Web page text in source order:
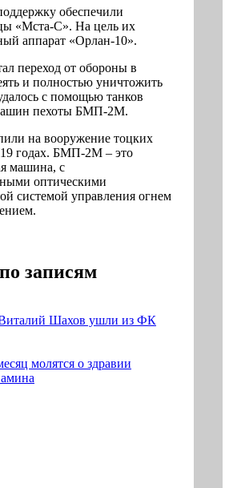
обеспечили
«Мста-С». На цель их
аппарат «Орлан-10».
переход от обороны в
и полностью уничтожить
с помощью танков
пехоты БМП-2М.
на вооружение тоцких
годах. БМП-2М – это
машина, с
оптическими
системой управления огнем
записям
Шахов ушли из ФК
молятся о здравии